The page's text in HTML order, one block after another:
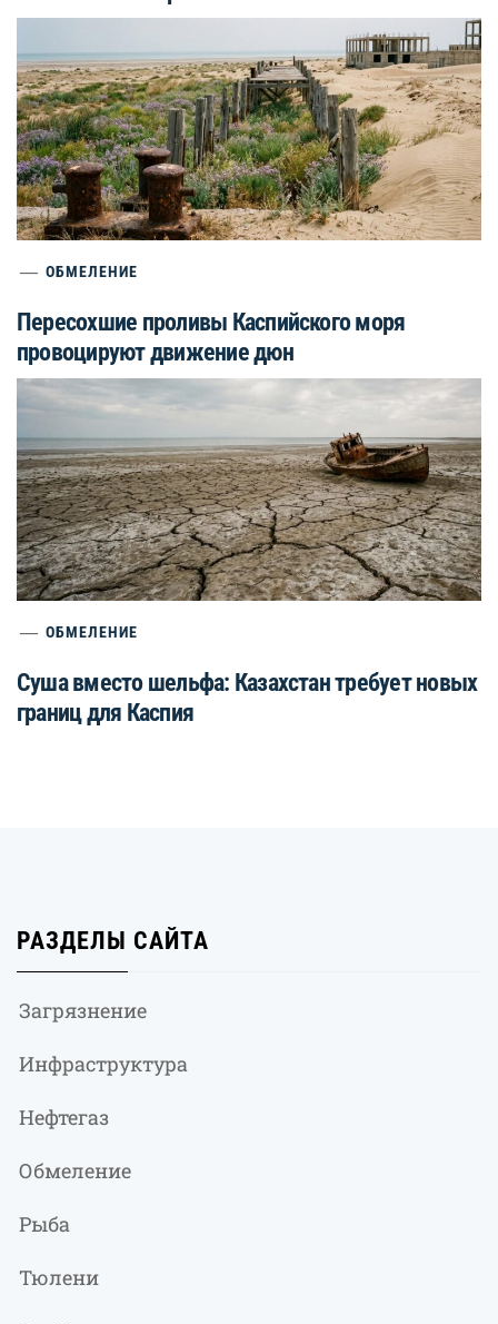
ОБМЕЛЕНИЕ
Пересохшие проливы Каспийского моря
провоцируют движение дюн
ОБМЕЛЕНИЕ
Суша вместо шельфа: Казахстан требует новых
границ для Каспия
РАЗДЕЛЫ САЙТА
Загрязнение
Инфраструктура
Нефтегаз
Обмеление
Рыба
Тюлени